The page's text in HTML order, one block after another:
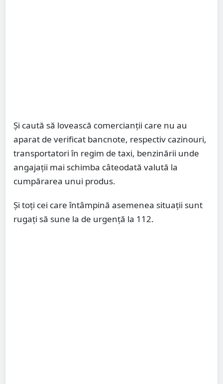
Și caută să lovească comercianții care nu au
aparat de verificat bancnote, respectiv cazinouri,
transportatori în regim de taxi, benzinării unde
angajații mai schimba câteodată valută la
cumpărarea unui produs.
Și toți cei care întâmpină asemenea situații sunt
rugați să sune la de urgență la 112.